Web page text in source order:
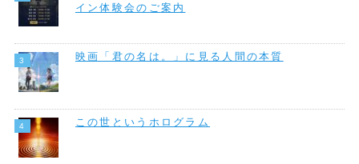
イン体験会のご案内
映画「君の名は。」に見る人間の本質
この世というホログラム